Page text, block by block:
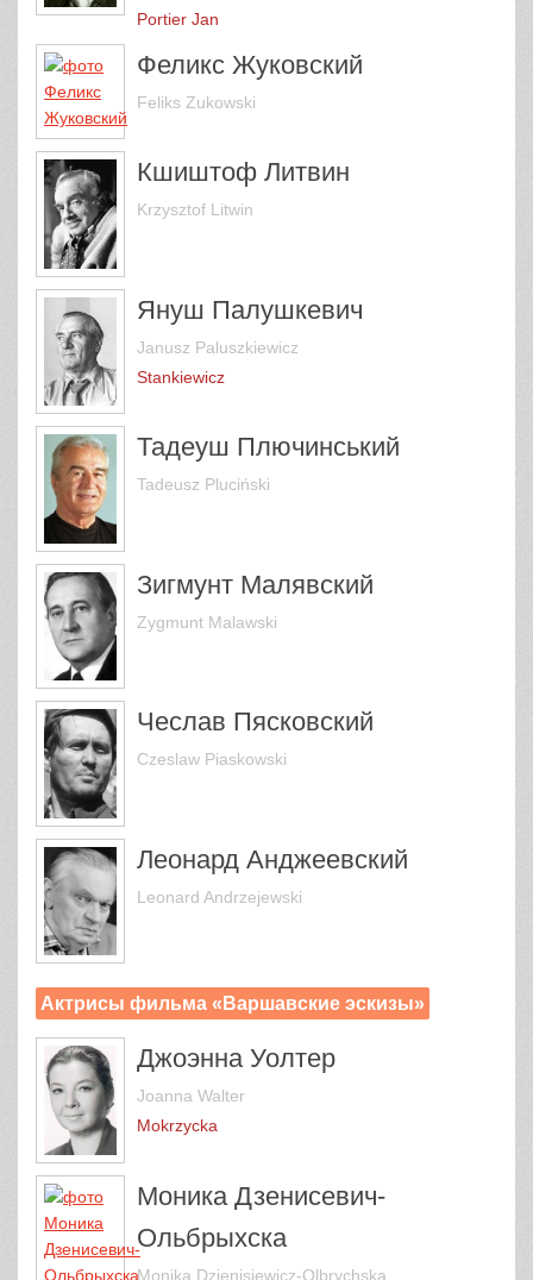
Portier Jan
Феликс Жуковский
Feliks Zukowski
Кшиштоф Литвин
Krzysztof Litwin
Януш Палушкевич
Janusz Paluszkiewicz
Stankiewicz
Тадеуш Плючинський
Tadeusz Pluciński
Зигмунт Малявский
Zygmunt Malawski
Чеслав Пясковский
Czeslaw Piaskowski
Леонард Анджеевский
Leonard Andrzejewski
Актрисы фильма «Варшавские эскизы»
Джоэнна Уолтер
Joanna Walter
Mokrzycka
Моника Дзенисевич-
Ольбрыхска
Monika Dzienisiewicz-Olbrychska